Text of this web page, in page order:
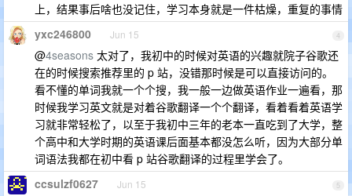
上，结果事后啥也没记住，学习本身就是一件枯燥，重复的事情
4
yxc246800 Jun 15
@4seasons 太对了，我初中的时候对英语的兴趣就院子谷歌还
在的时候搜索推荐里的 p 站，没错那时候是可以直接访问的。
看不懂的单词我就一个个搜，我一般一边做英语作业一遍看，那
时候我学习英文就是对着谷歌翻译一个个翻译，看着看着英语学
习就非常轻松了，以至于我初中三年的老本一直吃到了大学，整
个高中和大学时期的英语课后面基本都没怎么听，因为大部分单
词语法我都在初中看 p 站谷歌翻译的过程里学会了。
5
ccsulzf0627 Jun 15